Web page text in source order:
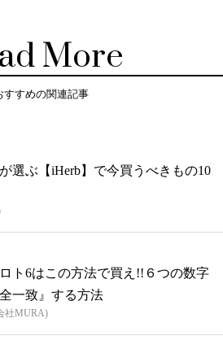
More
すすめの関連記事
選ぶ【iHerb】で今買うべきもの10
ト6はこの方法で買え!!６つの数字
一致』する方法
社MURA)